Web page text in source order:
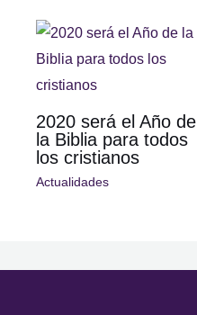
2020 será el Año de
la Biblia para todos
los cristianos
Actualidades